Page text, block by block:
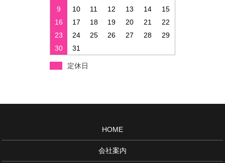
9
10 11 12 13 14
15
16
17 18 19 20 21
22
23
24 25 26 27 28
29
30
31
定休日
HOME
会社案内